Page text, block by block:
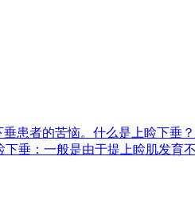
患者的苦恼。什么是上睑下垂
垂：一般是由于提上睑肌发育